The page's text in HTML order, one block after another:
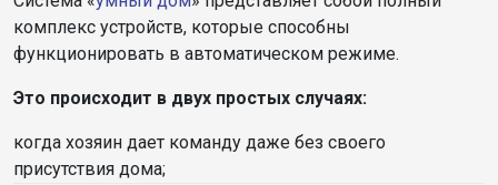
комплекс устройств, которые способны
функционировать в автоматическом режиме.
Это происходит в двух простых случаях:
когда хозяин дает команду даже без своего
присутствия дома;